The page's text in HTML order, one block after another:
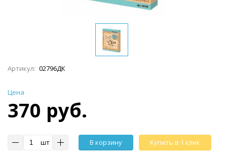
Артикул: 02796ДК
Цена
370 руб.
шт В корзину Купить в 1 клик